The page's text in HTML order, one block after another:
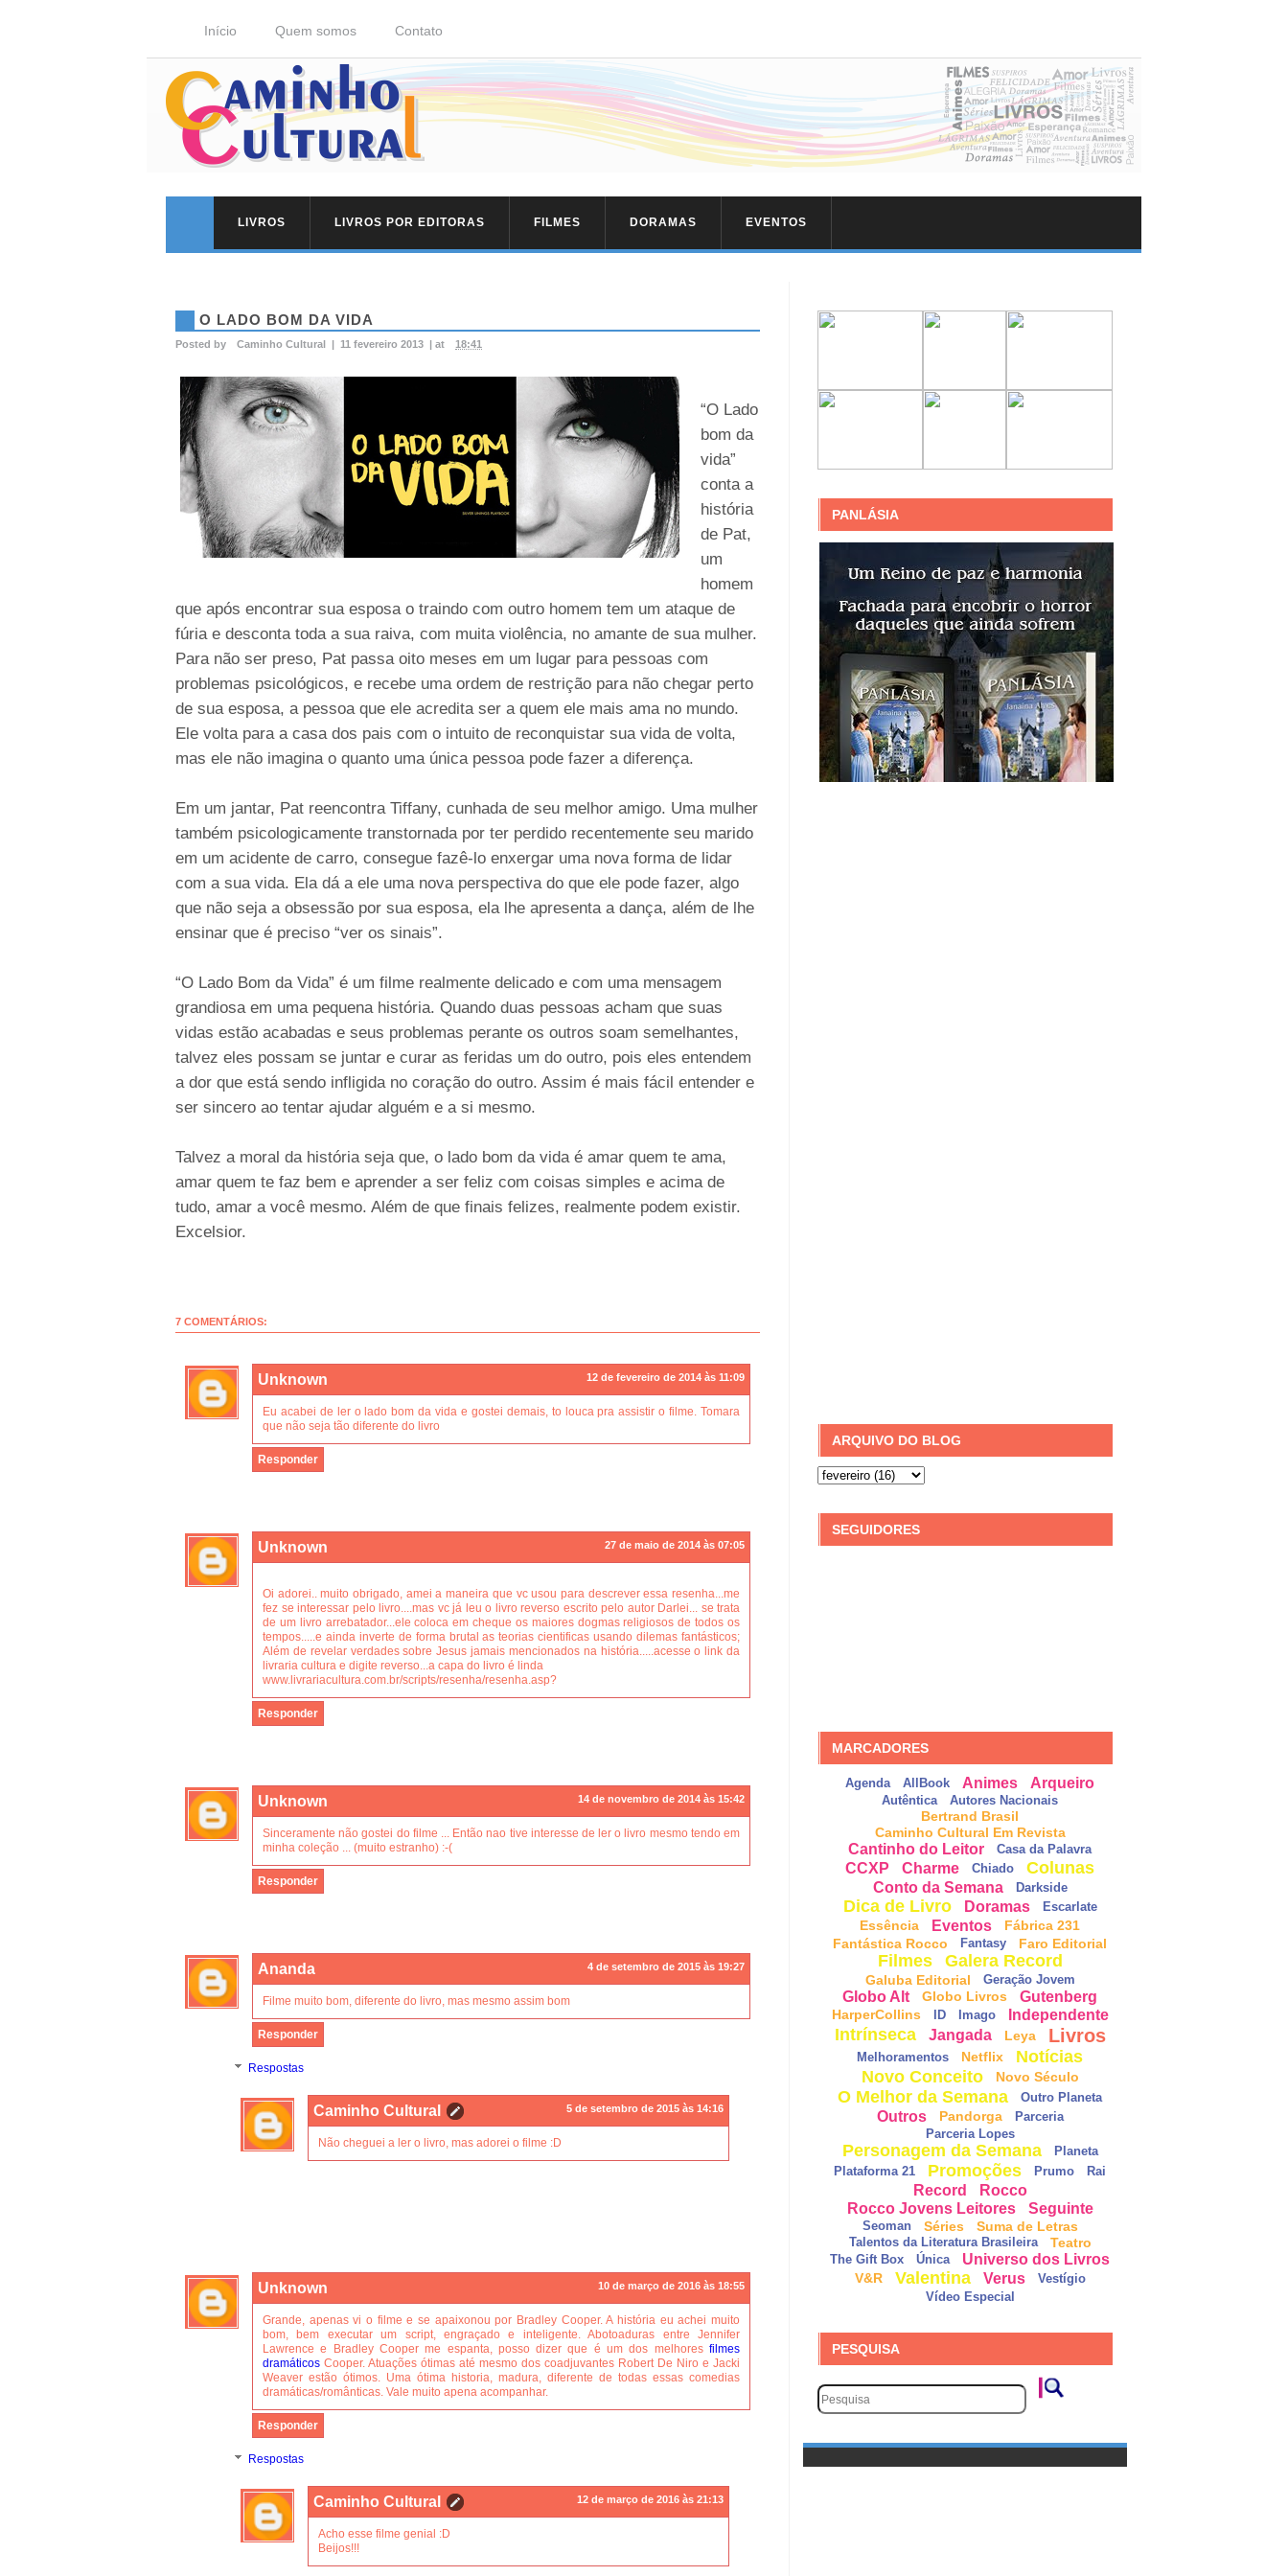
Início Quem somos Contato
LIVROS LIVROS POR EDITORAS FILMES DORAMAS EVENTOS
O LADO BOM DA VIDA
Posted by Caminho Cultural | 11 fevereiro 2013 | at 18:41
“O Lado
bom da
vida”
conta a
história
de Pat,
um
homem
que após encontrar sua esposa o traindo com outro homem tem um ataque de
fúria e desconta toda a sua raiva, com muita violência, no amante de sua mulher.
Para não ser preso, Pat passa oito meses em um lugar para pessoas com
problemas psicológicos, e recebe uma ordem de restrição para não chegar perto
de sua esposa, a pessoa que ele acredita ser a quem ele mais ama no mundo.
Ele volta para a casa dos pais com o intuito de reconquistar sua vida de volta,
mas ele não imagina o quanto uma única pessoa pode fazer a diferença.
Em um jantar, Pat reencontra Tiffany, cunhada de seu melhor amigo. Uma mulher
também psicologicamente transtornada por ter perdido recentemente seu marido
em um acidente de carro, consegue fazê-lo enxergar uma nova forma de lidar
com a sua vida. Ela dá a ele uma nova perspectiva do que ele pode fazer, algo
que não seja a obsessão por sua esposa, ela lhe apresenta a dança, além de lhe
ensinar que é preciso “ver os sinais”.
“O Lado Bom da Vida” é um filme realmente delicado e com uma mensagem
grandiosa em uma pequena história. Quando duas pessoas acham que suas
vidas estão acabadas e seus problemas perante os outros soam semelhantes,
talvez eles possam se juntar e curar as feridas um do outro, pois eles entendem
a dor que está sendo infligida no coração do outro. Assim é mais fácil entender e
ser sincero ao tentar ajudar alguém e a si mesmo.
Talvez a moral da história seja que, o lado bom da vida é amar quem te ama,
amar quem te faz bem e aprender a ser feliz com coisas simples e acima de
tudo, amar a você mesmo. Além de que finais felizes, realmente podem existir.
Excelsior.
7 COMENTÁRIOS:
Unknown 12 de fevereiro de 2014 às 11:09
Eu acabei de ler o lado bom da vida e gostei demais, to louca pra assistir o filme. Tomara
que não seja tão diferente do livro
Responder
Unknown 27 de maio de 2014 às 07:05
Oi adorei.. muito obrigado, amei a maneira que vc usou para descrever essa resenha...me
fez se interessar pelo livro....mas vc já leu o livro reverso escrito pelo autor Darlei... se trata
de um livro arrebatador...ele coloca em cheque os maiores dogmas religiosos de todos os
tempos.....e ainda inverte de forma brutal as teorias cientificas usando dilemas fantásticos;
Além de revelar verdades sobre Jesus jamais mencionados na história.....acesse o link da
livraria cultura e digite reverso...a capa do livro é linda
www.livrariacultura.com.br/scripts/resenha/resenha.asp?
Responder
Unknown 14 de novembro de 2014 às 15:42
Sinceramente não gostei do filme ... Então nao tive interesse de ler o livro mesmo tendo em
minha coleção ... (muito estranho) :-(
Responder
Ananda 4 de setembro de 2015 às 19:27
Filme muito bom, diferente do livro, mas mesmo assim bom
Responder
Respostas
Caminho Cultural 5 de setembro de 2015 às 14:16
Não cheguei a ler o livro, mas adorei o filme :D
Unknown 10 de março de 2016 às 18:55
Grande, apenas vi o filme e se apaixonou por Bradley Cooper. A história eu achei muito
bom, bem executar um script, engraçado e inteligente. Abotoaduras entre Jennifer
Lawrence e Bradley Cooper me espanta, posso dizer que é um dos melhores filmes
dramáticos Cooper. Atuações ótimas até mesmo dos coadjuvantes Robert De Niro e Jacki
Weaver estão ótimos. Uma ótima historia, madura, diferente de todas essas comedias
dramáticas/românticas. Vale muito apena acompanhar.
Responder
Respostas
Caminho Cultural 12 de março de 2016 às 21:13
Acho esse filme genial :D
Beijos!!!
PANLÁSIA
ARQUIVO DO BLOG
SEGUIDORES
MARCADORES
Agenda AllBook Animes Arqueiro
Autêntica Autores Nacionais
Bertrand Brasil
Caminho Cultural Em Revista
Cantinho do Leitor Casa da Palavra
CCXP Charme Chiado Colunas
Conto da Semana Darkside
Dica de Livro Doramas Escarlate
Essência Eventos
Fábrica 231
Fantástica Rocco
Fantasy Faro Editorial
Filmes Galera Record
Galuba Editorial Geração Jovem
Globo Alt Globo Livros Gutenberg
HarperCollins ID Imago Independente
Intrínseca Jangada Leya Livros
Melhoramentos Netflix
Notícias
Novo Conceito
Novo Século
O Melhor da Semana Outro Planeta
Outros Pandorga
Parceria
Parceria Lopes
Personagem da Semana
Planeta
Plataforma 21
Promoções Prumo Rai
Record
Rocco
Rocco Jovens Leitores
Seguinte
Seoman Séries Suma de Letras
Talentos da Literatura Brasileira Teatro
The Gift Box Única Universo dos Livros
V&R Valentina Verus
Vestígio
Vídeo Especial
PESQUISA